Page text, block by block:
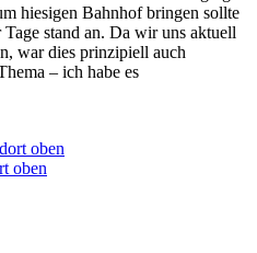
hiesigen Bahnhof bringen sollte
stand an. Da wir uns aktuell
war dies prinzipiell auch
– ich habe es
oben